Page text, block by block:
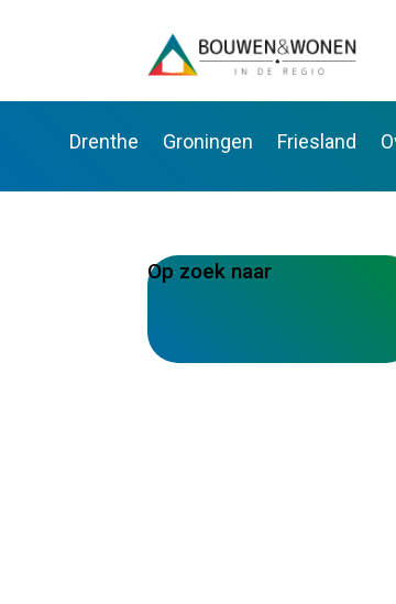
Drenthe Groningen Friesland
Op zoek naar